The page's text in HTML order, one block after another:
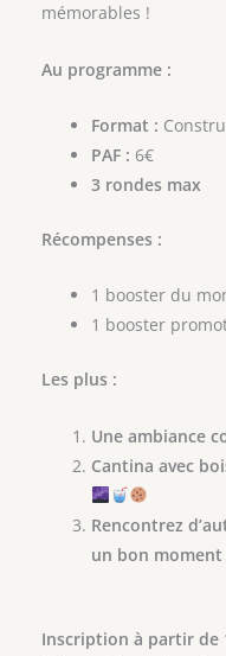
mémorables !
Au programme :
Format :
PAF : 6€
3 rondes max
Récompenses :
1 booster du
1 booster
Les plus :
Une ambiance
Cantina avec
Rencontrez
un bon moment
Inscription à partir de